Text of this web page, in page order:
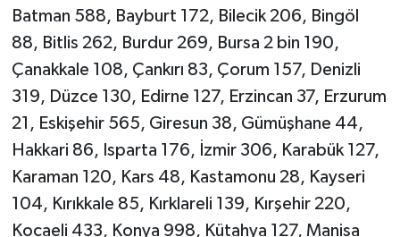
Batman 588, Bayburt 172, Bilecik 206, Bingöl
88, Bitlis 262, Burdur 269, Bursa 2 bin 190,
Çanakkale 108, Çankırı 83, Çorum 157, Denizli
319, Düzce 130, Edirne 127, Erzincan 37, Erzurum
21, Eskişehir 565, Giresun 38, Gümüşhane 44,
Hakkari 86, Isparta 176, İzmir 306, Karabük 127,
Karaman 120, Kars 48, Kastamonu 28, Kayseri
104, Kırıkkale 85, Kırklareli 139, Kırşehir 220,
Kocaeli 433, Konya 998, Kütahya 127, Manisa